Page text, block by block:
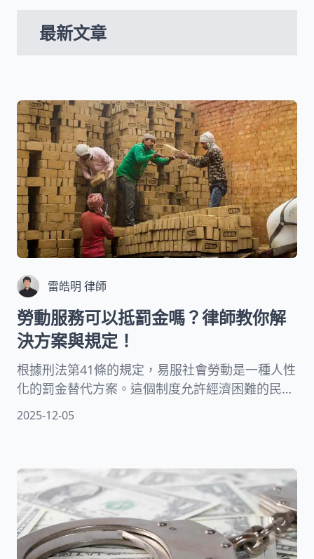
最新文章
雷皓明 律師
勞動服務可以抵罰金嗎？律師教你解
決方案與規定！
根據刑法第41條的規定，易服社會勞動是一種人性
化的罰金替代方案。這個制度允許經濟困難的民
眾，透過無償的社會服務來代替部分或全部的罰金
機會透過付出來彌補過錯。
2025-12-05